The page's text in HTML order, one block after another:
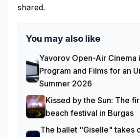
shared.
You may also like
Yavorov Open-Air Cinema
Program and Films for an
Summer 2026
Kissed by the Sun: The
beach festival in Burgas
The ballet "Giselle" takes